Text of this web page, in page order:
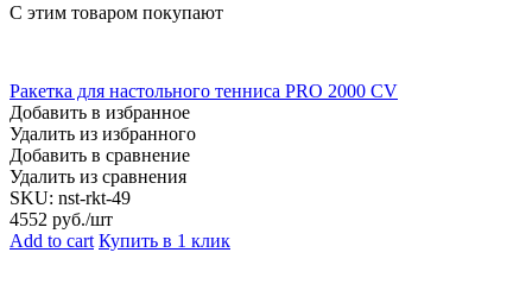
С этим товаром покупают
Ракетка для настольного тенниса PRO 2000 CV
Добавить в избранное
Удалить из избранного
Добавить в сравнение
Удалить из сравнения
SKU: nst-rkt-49
4552 руб./шт
Add to cart Купить в 1 клик